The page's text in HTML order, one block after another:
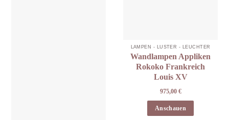
LAMPEN - LÜSTER - LEUCHTER
Wandlampen Appliken
Rokoko Frankreich
Louis XV
975,00 €
Anschauen